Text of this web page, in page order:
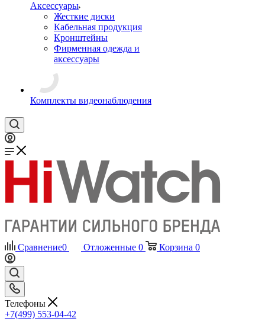
Аксессуары
Жесткие диски
Кабельная продукция
Кронштейны
Фирменная одежда и
аксессуары
Комплекты видеонаблюдения
Сравнение0 Отложенные 0 Корзина 0
Телефоны
+7(499) 553-04-42